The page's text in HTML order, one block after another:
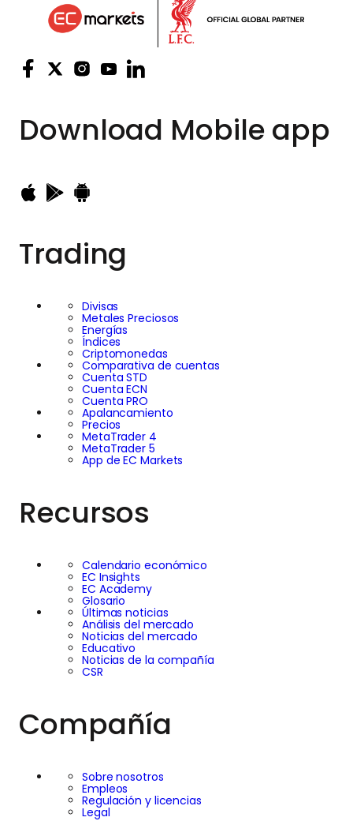
Download Mobile app
Trading
Divisas
Metales Preciosos
Energías
Índices
Criptomonedas
Comparativa de cuentas
Cuenta STD
Cuenta ECN
Cuenta PRO
Apalancamiento
Precios
MetaTrader 4
MetaTrader 5
App de EC Markets
Recursos
Calendario económico
EC Insights
EC Academy
Glosario
Últimas noticias
Análisis del mercado
Noticias del mercado
Educativo
Noticias de la compañía
CSR
Compañía
Sobre nosotros
Empleos
Regulación y licencias
Legal